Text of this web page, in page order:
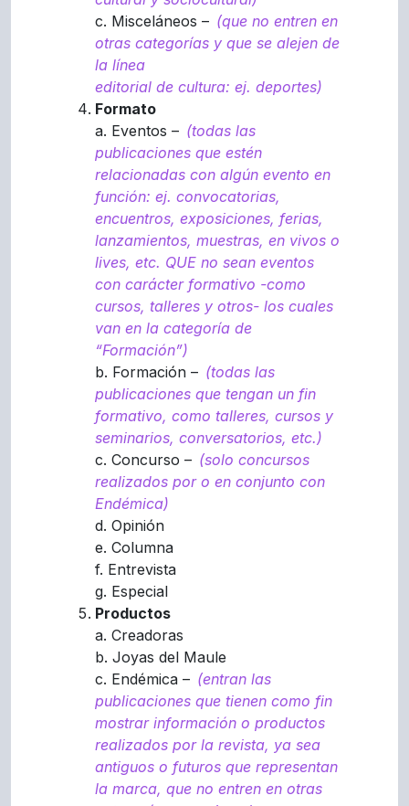
c. Misceláneos – (que no entren en
otras categorías y que se alejen de
la línea
editorial de cultura: ej. deportes)
Formato
a. Eventos – (todas las
publicaciones que estén
relacionadas con algún evento en
función: ej. convocatorias,
encuentros, exposiciones, ferias,
lanzamientos, muestras, en vivos o
lives, etc. QUE no sean eventos
con carácter formativo -como
cursos, talleres y otros- los cuales
van en la categoría de
“Formación”)
b. Formación – (todas las
publicaciones que tengan un fin
formativo, como talleres, cursos y
seminarios, conversatorios, etc.)
c. Concurso – (solo concursos
realizados por o en conjunto con
Endémica)
d. Opinión
e. Columna
f. Entrevista
g. Especial
Productos
a. Creadoras
b. Joyas del Maule
c. Endémica – (entran las
publicaciones que tienen como fin
mostrar información o productos
realizados por la revista, ya sea
antiguos o futuros que representan
la marca, que no entren en otras